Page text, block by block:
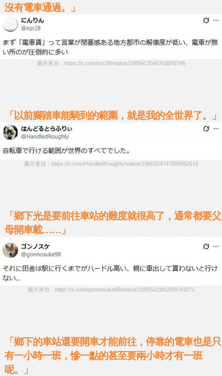
沒有電車通過。」
圖片來自：https://x.com/nzr28/status/1985413546763845745
「以前腳踏車能騎到的範圍，就是我的全世界了。」
圖片來自：https://x.com/HandledRoughly/status/1985324747580952616
「鄉下光是要前往車站的難度就很高了，通常都要父
母開車載……」
圖片來自：https://x.com/gonnosuke98/status/1985501981939741071
「鄉下的車站還要開車才能前往，停靠的電車也是只
有一小時一班，慘一點的甚至要兩小時才有一班
呢。」